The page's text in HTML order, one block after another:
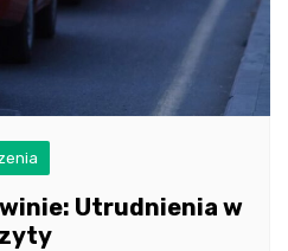
Utrudnienia w